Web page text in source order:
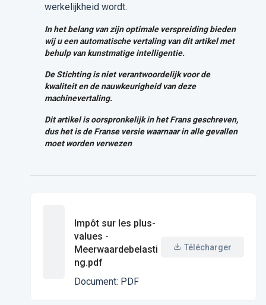
werkelijkheid wordt.
In het belang van zijn optimale verspreiding bieden
wij u een automatische vertaling van dit artikel met
behulp van kunstmatige intelligentie.
De Stichting is niet verantwoordelijk voor de
kwaliteit en de nauwkeurigheid van deze
machinevertaling.
Dit artikel is oorspronkelijk in het Frans geschreven,
dus het is de Franse versie waarnaar in alle gevallen
moet worden verwezen
Impôt sur les plus-
values -
Meerwaardebelasti
ng.pdf
Document: PDF
Télécharger